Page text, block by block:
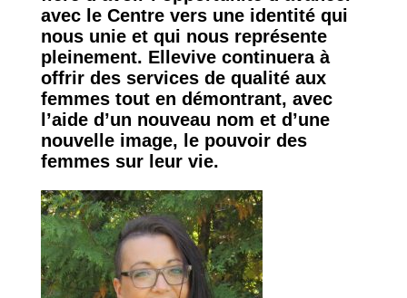
avec le Centre vers une identité qui
nous unie et qui nous représente
pleinement. Ellevivecontinuera à
offrir des services de qualité aux
femmes tout en démontrant, avec
l’aide d’un nouveau nom et d’une
nouvelle image, le pouvoir des
femmes sur leur vie.